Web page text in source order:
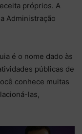
próprios. A
Administração
é o nome dado às
públicas de
conhece muitas
las,